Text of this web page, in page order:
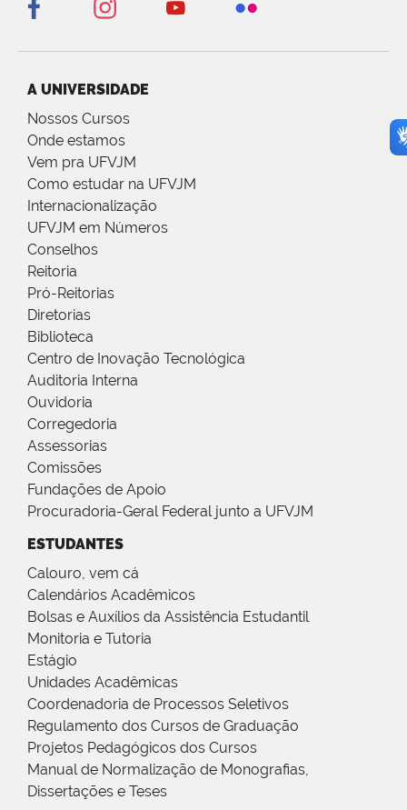
A UNIVERSIDADE
Nossos Cursos
Onde estamos
Vem pra UFVJM
Como estudar na UFVJM
Internacionalização
UFVJM em Números
Conselhos
Reitoria
Pró-Reitorias
Diretorias
Biblioteca
Centro de Inovação Tecnológica
Auditoria Interna
Ouvidoria
Corregedoria
Assessorias
Comissões
Fundações de Apoio
Procuradoria-Geral Federal junto a UFVJM
ESTUDANTES
Calouro, vem cá
Calendários Acadêmicos
Bolsas e Auxílios da Assistência Estudantil
Monitoria e Tutoria
Estágio
Unidades Acadêmicas
Coordenadoria de Processos Seletivos
Regulamento dos Cursos de Graduação
Projetos Pedagógicos dos Cursos
Manual de Normalização de Monografias,
Dissertações e Teses